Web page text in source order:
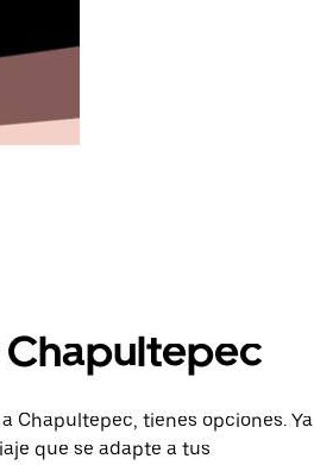
Chapultepec, tienes opciones. Ya
que se adapte a tus